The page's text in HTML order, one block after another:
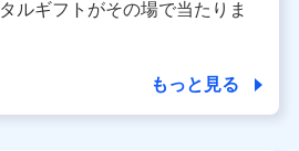
供について
ルギフトがその場で当たりま
もっと見る